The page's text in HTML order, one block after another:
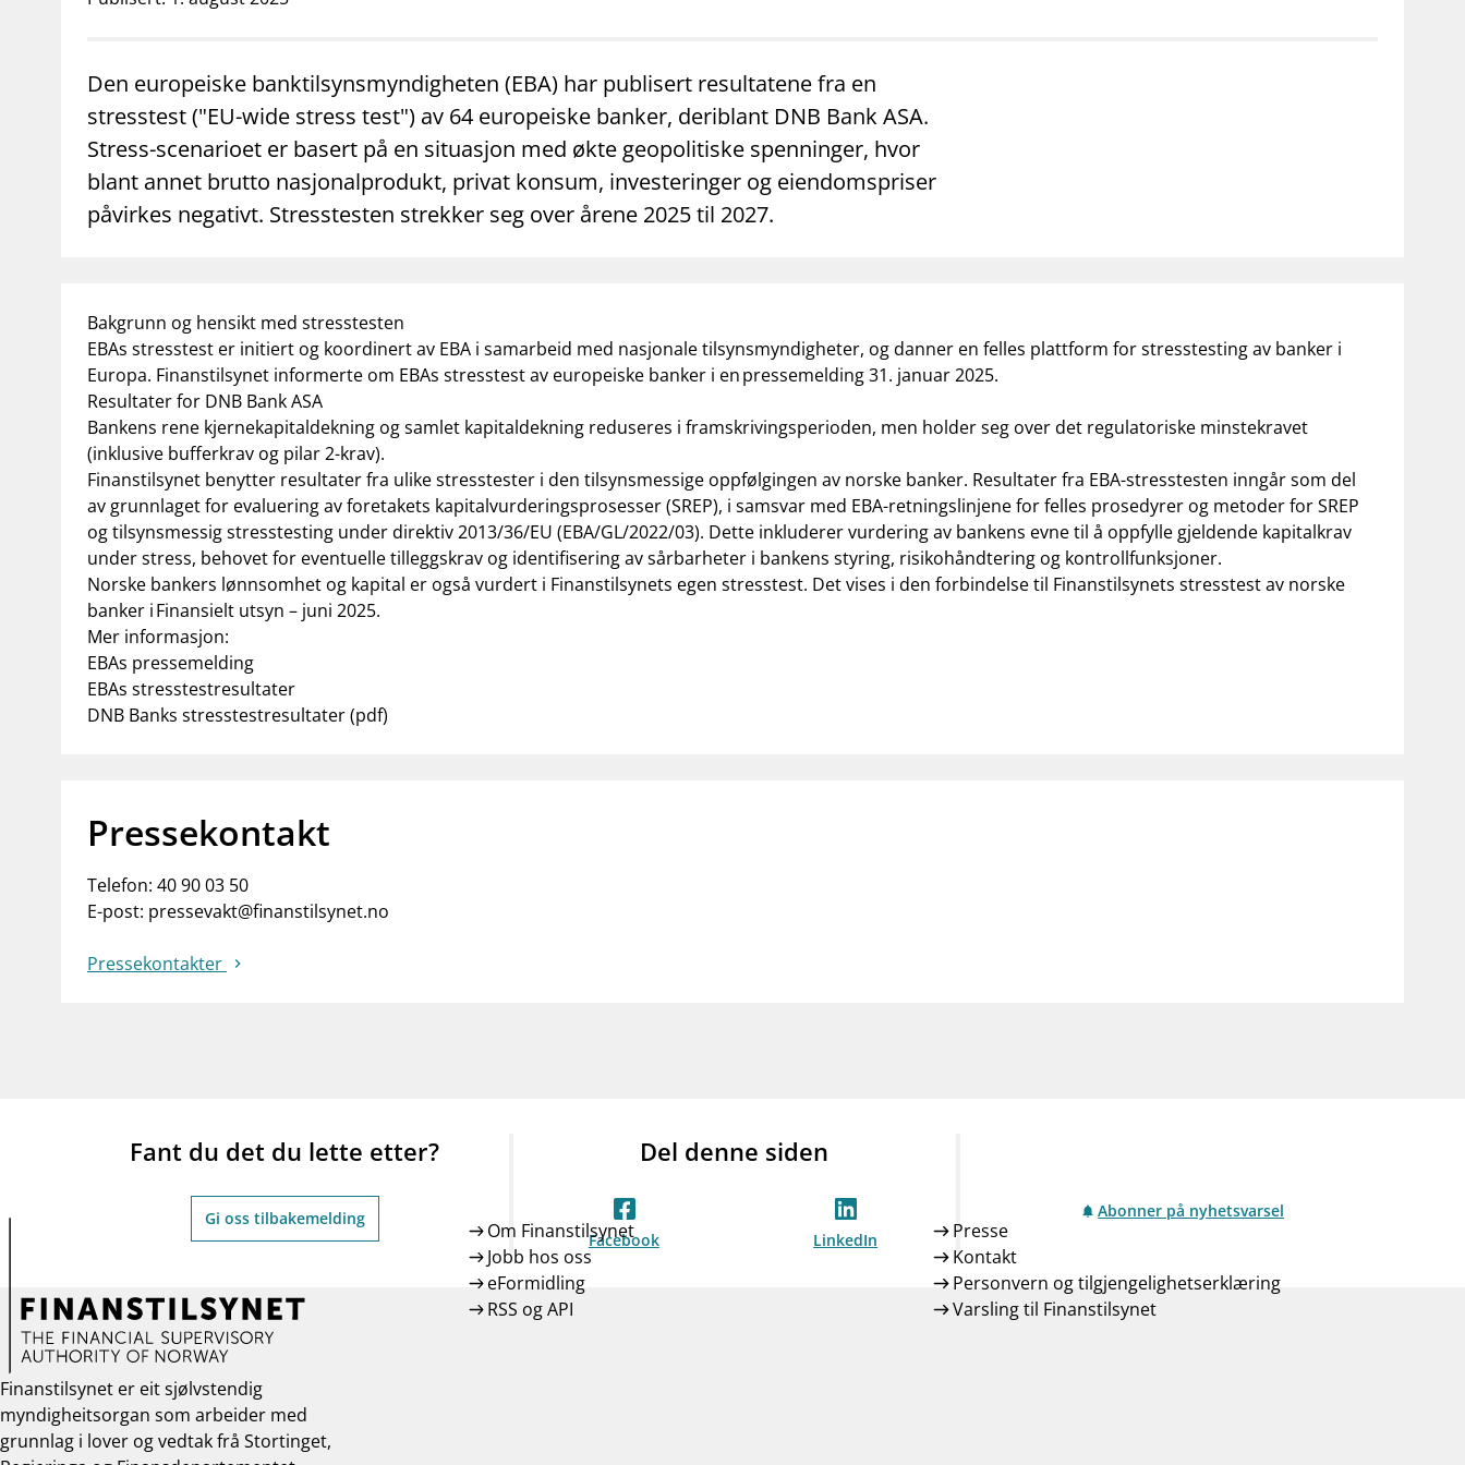
Forbrukerinformasjon
Den europeiske banktilsynsmyndigheten (EBA) har publisert resultatene fra en
stresstest ("EU-wide stress test") av 64 europeiske banker, deriblant DNB Bank ASA.
Stress-scenarioet er basert på en situasjon med økte geopolitiske spenninger, hvor
blant annet brutto nasjonalprodukt, privat konsum, investeringer og eiendomspriser
påvirkes negativt. Stresstesten strekker seg over årene 2025 til 2027.
Bakgrunn og hensikt med stresstesten
EBAs stresstest er initiert og koordinert av EBA i samarbeid med nasjonale tilsynsmyndigheter, og danner en felles plattform for stresstesting av banker i
Europa. Finanstilsynet informerte om EBAs stresstest av europeiske banker i enpressemelding 31. januar 2025.
Resultater for DNB Bank ASA
Bankens rene kjernekapitaldekning og samlet kapitaldekning reduseres i framskrivingsperioden, men holder seg over det regulatoriske minstekravet
(inklusive bufferkrav og pilar 2-krav).
Finanstilsynet benytter resultater fra ulike stresstester i den tilsynsmessige oppfølgingen av norske banker. Resultater fra EBA-stresstesten inngår som del
av grunnlaget for evaluering av foretakets kapitalvurderingsprosesser (SREP), i samsvar med EBA-retningslinjene for felles prosedyrer og metoder for SREP
og tilsynsmessig stresstesting under direktiv 2013/36/EU (EBA/GL/2022/03). Dette inkluderer vurdering av bankens evne til å oppfylle gjeldende kapitalkrav
under stress, behovet for eventuelle tilleggskrav og identifisering av sårbarheter i bankens styring, risikohåndtering og kontrollfunksjoner.
Norske bankers lønnsomhet og kapital er også vurdert i Finanstilsynets egen stresstest. Det vises i den forbindelse til Finanstilsynets stresstest av norske
banker iFinansielt utsyn – juni 2025.
Mer informasjon:
EBAs pressemelding
EBAs stresstestresultater
DNB Banks stresstestresultater(pdf)
Pressekontakt
Telefon: 40 90 03 50
E-post: pressevakt@finanstilsynet.no
Pressekontakter
Fant du det du lette etter?
Gi oss tilbakemelding
Del denne siden
Facebook LinkedIn
Abonner på nyhetsvarsel
Finanstilsynet er eit sjølvstendig
myndigheitsorgan som arbeider med
grunnlag i lover og vedtak frå Stortinget,
Om Finanstilsynet
Presse
Jobb hos oss
Kontakt
eFormidling
Personvern og tilgjengelighetserklæring
RSS og API
Varsling til Finanstilsynet